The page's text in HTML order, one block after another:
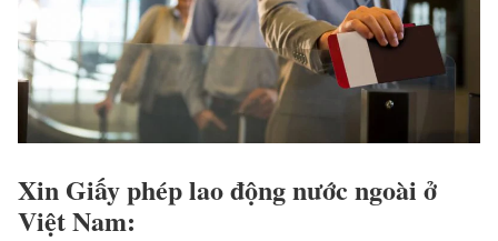
Xin Giấy phép lao động nước ngoài ở
Việt Nam: